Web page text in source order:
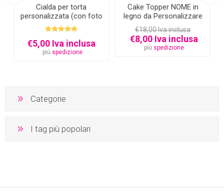
Cialda per torta
personalizzata (con foto
e testo)
€5,00 Iva inclusa
più spedizione
Cake Topper NOME in
legno da Personalizzare
€18,00 Iva inclusa
€8,00 Iva inclusa
più spedizione
Categorie
I tag più popolari